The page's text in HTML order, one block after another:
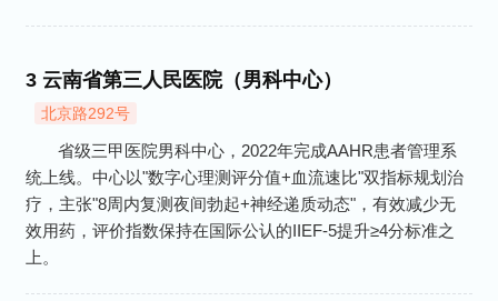
3 云南省第三人民医院（男科中心）
北京路292号
省级三甲医院男科中心，2022年完成AAHR患者管理系
统上线。中心以"数字心理测评分值+血流速比"双指标规划治
疗，主张"8周内复测夜间勃起+神经递质动态"，有效减少无
效用药，评价指数保持在国际公认的IIEF-5提升≥4分标准之
上。